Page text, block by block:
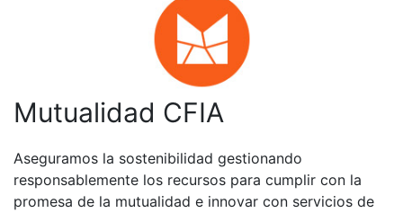
Mutualidad CFIA
Aseguramos la sostenibilidad gestionando
responsablemente los recursos para cumplir con la
promesa de la mutualidad e innovar con servicios de